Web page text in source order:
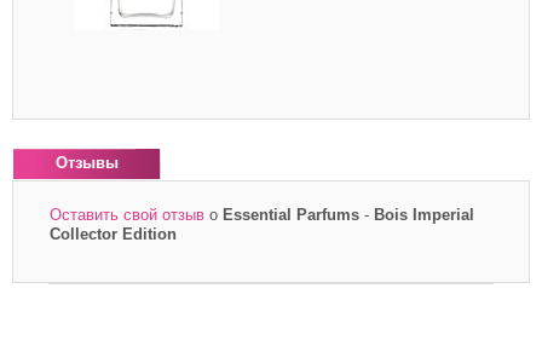
Отзывы
Оставить свой отзыв о Essential Parfums - Bois Imperial
Collector Edition